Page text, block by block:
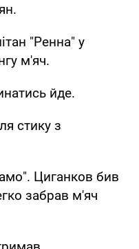
"Ренна" у
м'яч.
йде.
стику з
Циганков бив
забрав м'яч